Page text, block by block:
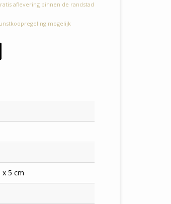
aflevering binnen de randstad
mogelijk
x 5 cm